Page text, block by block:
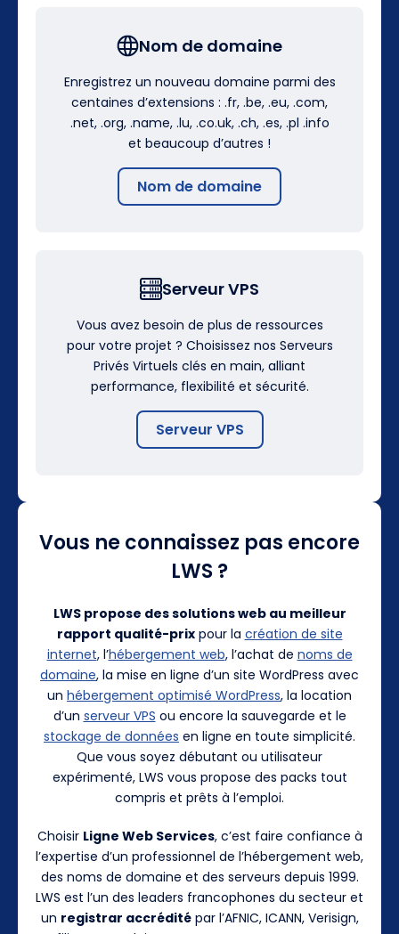
Nom de domaine
Enregistrez un nouveau domaine parmi des
centaines d’extensions : .fr, .be, .eu, .com,
.net, .org, .name, .lu, .co.uk, .ch, .es, .pl .info
et beaucoup d’autres !
Nom de domaine
Serveur VPS
Vous avez besoin de plus de ressources
pour votre projet ? Choisissez nos Serveurs
Privés Virtuels clés en main, alliant
performance, flexibilité et sécurité.
Serveur VPS
Vous ne connaissez pas encore
LWS ?
LWS propose des solutions web au meilleur
rapport qualité-prixpour la création de site
internet, l’hébergement web, l’achat de noms de
domaine, la mise en ligne d’un site WordPress avec
un hébergement optimisé WordPress, la location
d’un serveur VPS ou encore la sauvegarde et le
stockage de données en ligne en toute simplicité.
Que vous soyez débutant ou utilisateur
expérimenté, LWS vous propose des packs tout
compris et prêts à l’emploi.
Choisir Ligne Web Services, c’est faire confiance à
l’expertise d’un professionnel de l’hébergement web,
des noms de domaine et des serveurs depuis 1999.
LWS est l’un des leaders francophones du secteur et
un registrar accréditépar l’AFNIC, ICANN, Verisign,